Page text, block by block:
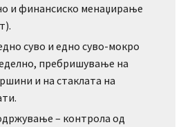
и финансиско менаџирање
суво и едно суво-мокро
пребришување на
и на стаклата на
– контрола од